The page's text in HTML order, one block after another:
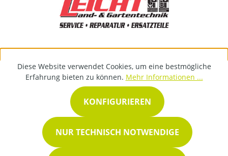
Diese Website verwendet Cookies, um eine bestmögliche
Erfahrung bieten zu können. Mehr Informationen ...
NUR TECHNISCH NOTWENDIGE
KONFIGURIEREN